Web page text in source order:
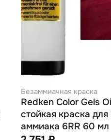
Безаммиачная краска
Redken Color Gels
стойкая краска
аммиака 6RR 60 мл